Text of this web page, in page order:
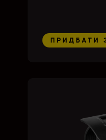
ПРИДБАТИ